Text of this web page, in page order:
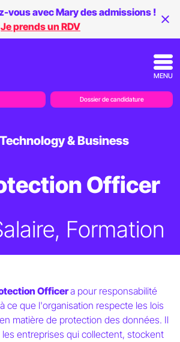
Officer
Formation
Technology & Business
Officera pour responsabilité
ce que l'organisation respecte les lois
matière de protection des données. Il
entreprises qui collectent, stockent
vous avec Mary des admissions !
Je prends un RDV
MENU
Dossier de candidature